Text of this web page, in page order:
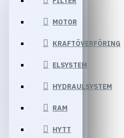
MOTOR
KRAFTÖVERFÖRING
ELSYSTEM
HYDRAULSYSTEM
RAM
HYTT